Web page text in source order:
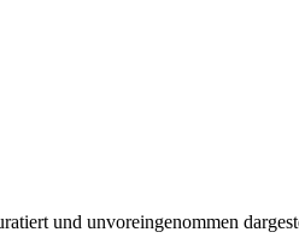
und unvoreingenommen